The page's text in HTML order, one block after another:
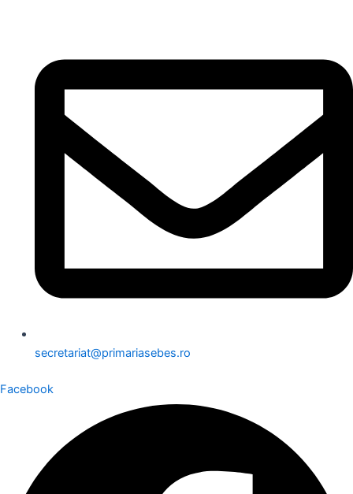
secretariat@primariasebes.ro
Facebook